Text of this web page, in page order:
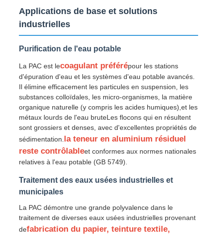
Vidéos
A propos de nous
Visite d'usine
Contrôle de la qualité
Contact
Persulfates
Applications de base et solutions
industrielles
Purification de l'eau potable
La PAC est lecoagulant préférépour les stations
d'épuration d'eau et les systèmes d'eau potable avancés.
Il élimine efficacement les particules en suspension, les
substances colloïdales, les micro-organismes, la matière
organique naturelle (y compris les acides humiques),et les
métaux lourds de l'eau bruteLes flocons qui en résultent
sont grossiers et denses, avec d'excellentes propriétés de
sédimentation. la teneur en aluminium résiduel
reste contrôlableet conformes aux normes nationales
relatives à l'eau potable (GB 5749).
Traitement des eaux usées industrielles et
municipales
La PAC démontre une grande polyvalence dans le
traitement de diverses eaux usées industrielles provenant
defabrication du papier, teinture textile,